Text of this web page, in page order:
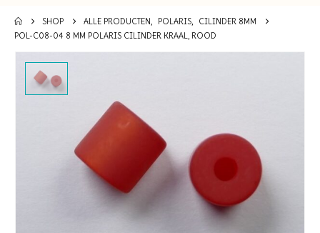
SHOP ALLE PRODUCTEN, POLARIS,
CILINDER 8MM
POL-C08-04 8 MM POLARIS CILINDER KRAAL, ROOD